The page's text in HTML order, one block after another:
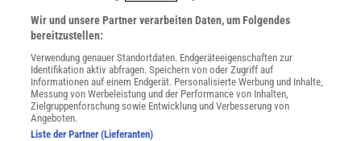
Anthropozän
Wir und unsere Partner verarbeiten Daten, um Folgendes
bereitzustellen:
Verwendung genauer Standortdaten. Endgeräteeigenschaften zur
Identifikation aktiv abfragen. Speichern von oder Zugriff auf
Informationen auf einem Endgerät. Personalisierte Werbung und Inhalte,
Messung von Werbeleistung und der Performance von Inhalten,
Zielgruppenforschung sowie Entwicklung und Verbesserung von
Angeboten.
Liste der Partner (Lieferanten)